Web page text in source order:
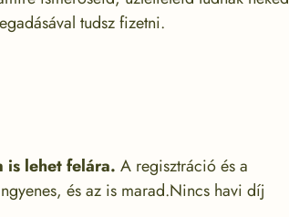
tudsz fizetni.
is lehet felára. A regisztráció és a
és az is marad.Nincs havi díj